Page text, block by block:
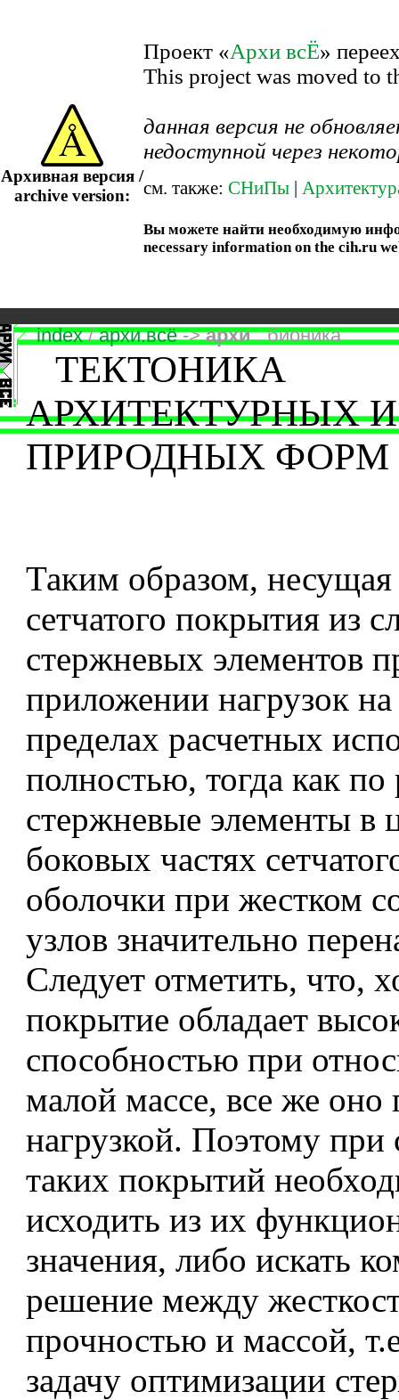
Архивная версия /
archive version:
Проект «Архи всЁ»
This project was moved to
данная версия не
недоступной через
см. также: СНиПы
Вы можете найти необходимую
necessary information on the cih.ru
index / архи.всё ->архи. бионика
ТЕКТОНИКА
АРХИТЕКТУРНЫХ И
ПРИРОДНЫХ ФОРМ
Таким образом, несущая
сетчатого покрытия из
стержневых элементов
приложении нагрузок на
пределах расчетных
полностью, тогда как по
стержневые элементы в
боковых частях
оболочки при жестком
узлов значительно
Следует отметить, что,
покрытие обладает
способностью при
малой массе, все же оно
нагрузкой. Поэтому при
таких покрытий
исходить из их
значения, либо искать
решение между
прочностью и массой,
задачу оптимизации